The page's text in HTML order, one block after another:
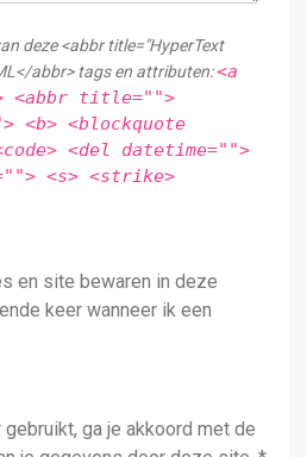
deze <abbr title="HyperText
abbr> tags en attributen:<a
<abbr title="">
<b> <blockquote
<del datetime="">
<s> <strike>
en site bewaren in deze
keer wanneer ik een
ga je akkoord met de